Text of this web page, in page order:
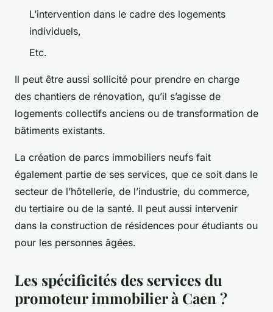
L’intervention dans le cadre des logements
individuels,
Etc.
Il peut être aussi sollicité pour prendre en charge
des chantiers de rénovation, qu’il s’agisse de
logements collectifs anciens ou de transformation de
bâtiments existants.
La création de parcs immobiliers neufs fait
également partie de ses services, que ce soit dans le
secteur de l’hôtellerie, de l’industrie, du commerce,
du tertiaire ou de la santé. Il peut aussi intervenir
dans la construction de résidences pour étudiants ou
pour les personnes âgées.
Les spécificités des services du
promoteur immobilier à Caen ?